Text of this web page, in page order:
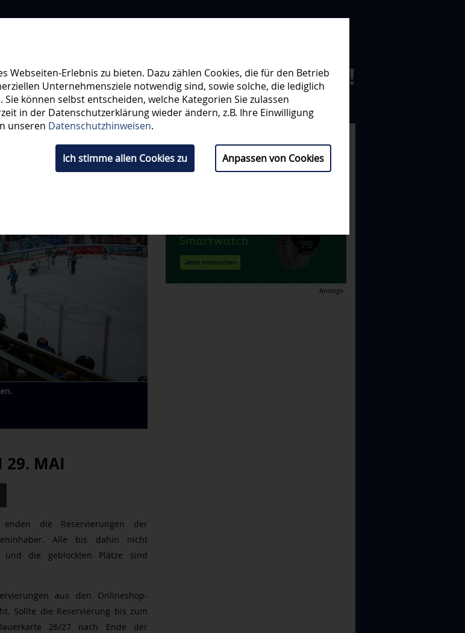
WIRSTEHEN ZUSAMMEN!
SHOP FANS ORGANISATION PARTNER
29. MAI
die Reservierungen der
Alle bis dahin nicht
und die geblockten Plätze sind
aus den Onlineshop-
Sollte die Reservierung bis zum
26/27 nach Ende der
Anzeige
Webseiten-Erlebnis zu bieten. Dazu zählen Cookies, die für den Betrieb
Unternehmensziele notwendig sind, sowie solche, die lediglich
können selbst entscheiden, welche Kategorien Sie zulassen
in der Datenschutzerklärung wieder ändern, z.B. Ihre Einwilligung
unseren Datenschutzhinweisen.
Ich stimme allen Cookies zu Anpassen von Cookies